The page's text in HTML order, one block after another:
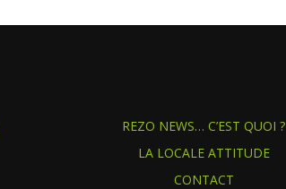
REZO NEWS… C’EST QUOI ?
LA LOCALE ATTITUDE
CONTACT